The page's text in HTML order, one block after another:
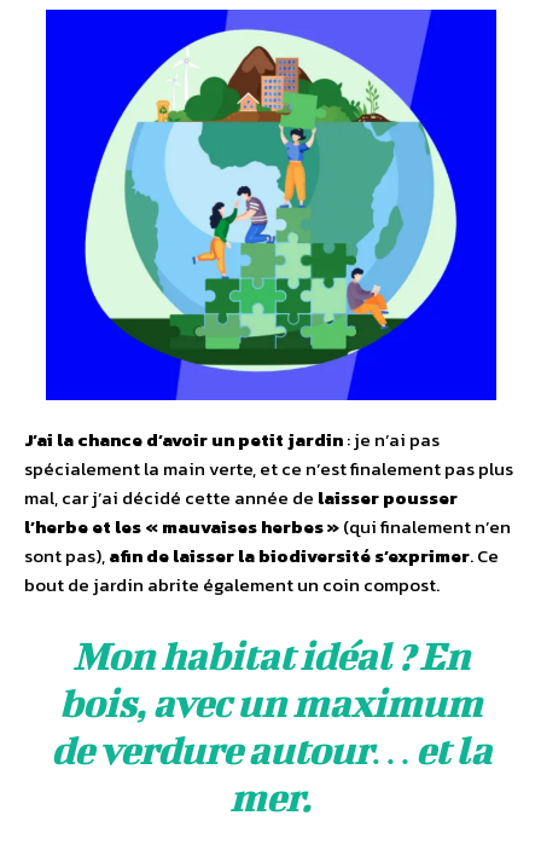
J’ai la chance d’avoir un petit jardin: je n’ai pas
spécialement la main verte, et ce n’est finalement pas plus
mal, car j’ai décidé cette année de laisser pousser
l’herbe et les « mauvaises herbes »(qui finalement n’en
sont pas),afin de laisser la biodiversité s’exprimer. Ce
bout de jardin abrite également un coin compost.
Mon habitat idéal ? En
bois, avec un maximum
de verdure autour… et la
mer.